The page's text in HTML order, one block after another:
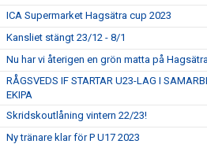
ICA Supermarket Hagsätra cup 2023
Kansliet stängt 23/12 - 8/1
Nu har vi återigen en grön matta på
RÅGSVEDS IF STARTAR U23-LAG I
EKIPA
Skridskoutlåning vintern 22/23!
Ny tränare klar för P U17 2023